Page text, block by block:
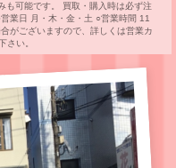
も可能です。 買取・購入時は必ず注
業日 月・木・金・土 ○営業時間 11
がございますので、詳しくは営業カ
さい。